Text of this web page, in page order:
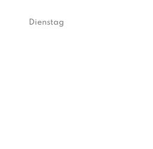
Dienstag